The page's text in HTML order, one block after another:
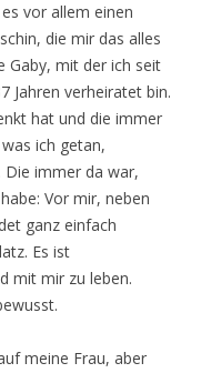
vor allem einen
die mir das alles
Gaby, mit der ich seit
Jahren verheiratet bin.
hat und die immer
ich getan,
Die immer da war,
Vor mir, neben
ganz einfach
Es ist
mit mir zu leben.
meine Frau, aber